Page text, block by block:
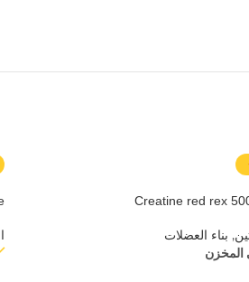
Creatine red rex
, بناء العضلات
المخزن